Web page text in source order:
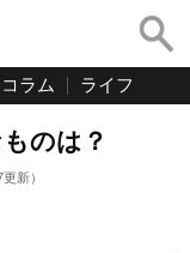
コラム ライフ
のは？
更新）